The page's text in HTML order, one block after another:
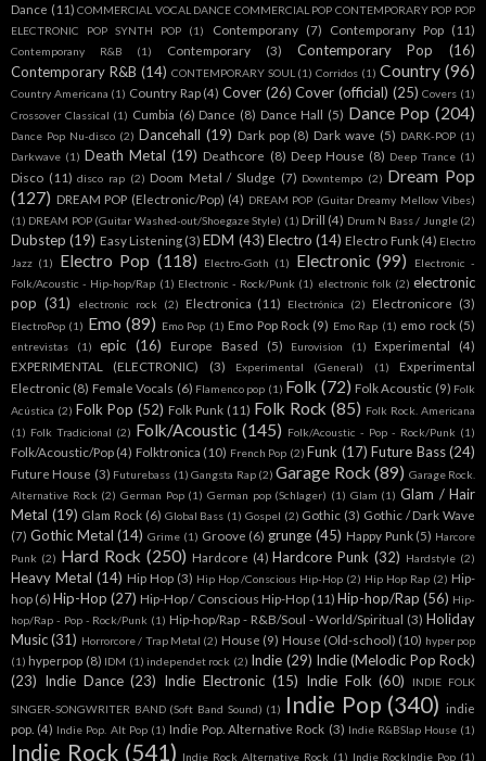
Dance (11) COMMERCIAL VOCAL DANCE COMMERCIAL POP CONTEMPORARY POP POP
ELECTRONIC POP SYNTH POP
(1) Contemporany (7) Contemporany Pop (11)
Contemporany R&B (1) Contemporary (3) Contemporary Pop
(16)
Contemporary R&B (14) CONTEMPORARY SOUL (1) Corridos (1) Country (96)
Country Americana (1) Country Rap (4) Cover (26) Cover (official) (25) Covers (1)
Crossover Classical (1) Cumbia (6) Dance (8) Dance Hall (5) Dance Pop (204)
Dance Pop Nu-disco (2) Dancehall (19) Dark pop (8) Dark wave (5) DARK-POP (1)
Darkwave (1) Death Metal (19) Deathcore (8) Deep House (8) Deep Trance (1)
Disco (11) disco rap (2) Doom Metal / Sludge (7) Downtempo (2) Dream Pop
(127) DREAM POP (Electronic/Pop) (4) DREAM POP (Guitar Dreamy Mellow Vibes)
(1) DREAM POP (Guitar Washed-out/Shoegaze Style) (1) Drill (4) Drum N Bass / Jungle (2)
Dubstep (19) Easy Listening (3) EDM (43) Electro (14) Electro Funk (4) Electro
Jazz (1) Electro Pop (118) Electro-Goth (1) Electronic (99)
Electronic -
Folk/Acoustic - Hip-hop/Rap (1) Electronic - Rock/Punk (1) electronic folk (2) electronic
pop (31) electronic rock (2) Electronica (11) Electrónica (2) Electronicore (3)
ElectroPop (1) Emo (89) Emo Pop (1) Emo Pop Rock (9) Emo Rap (1) emo rock (5)
entrevistas (1) epic (16) Europe Based (5) Eurovision (1) Experimental
(4)
EXPERIMENTAL (ELECTRONIC)
(3) Experimental (General) (1)
Experimental
Electronic (8) Female Vocals (6) Flamenco pop (1) Folk (72) Folk Acoustic (9) Folk
Acústica (2) Folk Pop (52) Folk Punk (11) Folk Rock (85) Folk Rock. Americana
(1) Folk Tradicional (2) Folk/Acoustic (145) Folk/Acoustic - Pop - Rock/Punk (1)
Folk/Acoustic/Pop (4) Folktronica (10) French Pop (2) Funk (17) Future Bass (24)
Future House (3) Futurebass (1) Gangsta Rap (2) Garage Rock (89) Garage Rock.
Alternative Rock (2) German Pop (1) German pop (Schlager) (1) Glam (1) Glam / Hair
Metal (19) Glam Rock (6) Global Bass (1) Gospel (2) Gothic (3) Gothic / Dark Wave
(7) Gothic Metal (14) Grime (1) Groove (6) grunge (45) Happy Punk (5) Harcore
Punk (2) Hard Rock (250) Hardcore (4) Hardcore Punk (32) Hardstyle (2)
Heavy Metal (14) Hip Hop (3) Hip Hop /Conscious Hip-Hop (2) Hip Hop Rap (2) Hip-
hop (6) Hip-Hop (27) Hip-Hop / Conscious Hip-Hop (11) Hip-hop/Rap (56) Hip-
hop/Rap - Pop - Rock/Punk (1) Hip-hop/Rap - R&B/Soul - World/Spiritual (3) Holiday
Music (31) Horrorcore / Trap Metal (2) House (9) House (Old-school) (10) hyper pop
(1) hyperpop (8) IDM (1) independet rock (2) Indie (29) Indie (Melodic Pop Rock)
(23) Indie Dance (23) Indie Electronic (15) Indie Folk (60) INDIE FOLK
SINGER-SONGWRITER BAND (Soft Band Sound) (1) Indie Pop (340) indie
pop. (4) Indie Pop. Alt Pop (1) Indie Pop. Alternative Rock (3) Indie R&BSlap House (1)
Indie Rock (541) Indie Rock Alternative Rock (1) Indie RockIndie Pop (1)